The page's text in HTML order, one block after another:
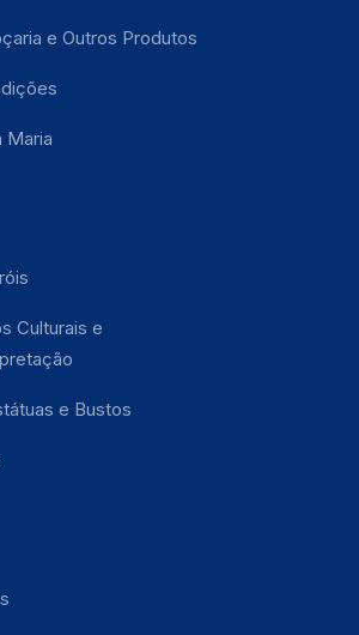
e Outros Produtos
Maria
Culturais e
e Bustos